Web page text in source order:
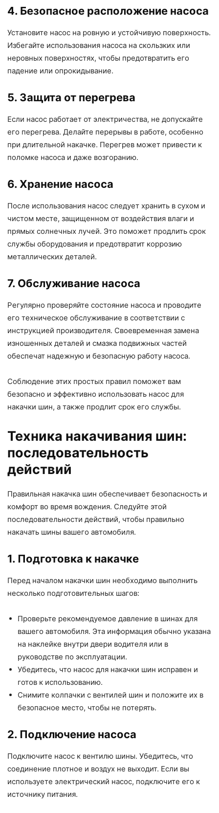
4. Безопасное расположение насоса
Установите насос на ровную и устойчивую поверхность.
Избегайте использования насоса на скользких или
неровных поверхностях, чтобы предотвратить его
падение или опрокидывание.
5. Защита от перегрева
Если насос работает от электричества, не допускайте
его перегрева. Делайте перерывы в работе, особенно
при длительной накачке. Перегрев может привести к
поломке насоса и даже возгоранию.
6. Хранение насоса
После использования насос следует хранить в сухом и
чистом месте, защищенном от воздействия влаги и
прямых солнечных лучей. Это поможет продлить срок
службы оборудования и предотвратит коррозию
металлических деталей.
7. Обслуживание насоса
Регулярно проверяйте состояние насоса и проводите
его техническое обслуживание в соответствии с
инструкцией производителя. Своевременная замена
изношенных деталей и смазка подвижных частей
обеспечат надежную и безопасную работу насоса.
Соблюдение этих простых правил поможет вам
безопасно и эффективно использовать насос для
накачки шин, а также продлит срок его службы.
Техника накачивания шин:
последовательность
действий
Правильная накачка шин обеспечивает безопасность и
комфорт во время вождения. Следуйте этой
последовательности действий, чтобы правильно
накачать шины вашего автомобиля.
1. Подготовка к накачке
Перед началом накачки шин необходимо выполнить
несколько подготовительных шагов:
Проверьте рекомендуемое давление в шинах для
вашего автомобиля. Эта информация обычно указана
на наклейке внутри двери водителя или в
руководстве по эксплуатации.
Убедитесь, что насос для накачки шин исправен и
готов к использованию.
Снимите колпачки с вентилей шин и положите их в
безопасное место, чтобы не потерять.
2. Подключение насоса
Подключите насос к вентилю шины. Убедитесь, что
соединение плотное и воздух не выходит. Если вы
используете электрический насос, подключите его к
источнику питания.